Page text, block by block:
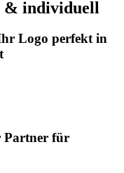
& individuell
Logo perfekt in
Partner für